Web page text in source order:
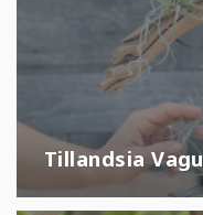
Tillandsia